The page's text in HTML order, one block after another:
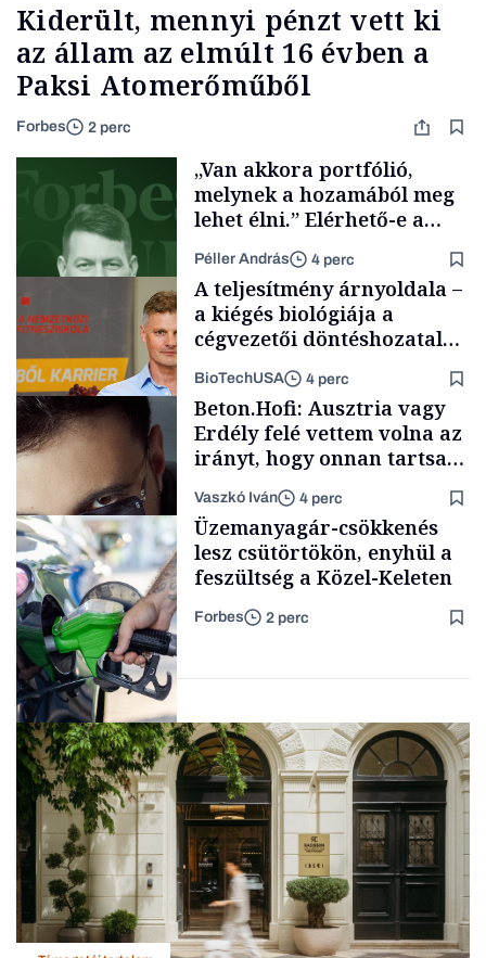
Kiderült, mennyi pénzt vett ki
az állam az elmúlt 16 évben a
Paksi Atomerőműből
Forbes 2 perc
Podcast
„Van akkora portfólió,
melynek a hozamából meg
lehet élni.” Elérhető-e a
passzív jövedelem és az
anyagi függetlenség?
Péller András 4 perc
Content Lab HUB
A teljesítmény árnyoldala –
a kiégés biológiája a
cégvezetői döntéshozatal
BioTechUSA 4 perc
Forbes-sztori
Beton.Hofi: Ausztria vagy
Erdély felé vettem volna az
irányt, hogy onnan tartsam
lélegeztetőgépen a magyar
zenét
Vaszkó Iván 4 perc
Energia
Üzemanyagár-csökkenés
lesz csütörtökön, enyhül a
feszültség a Közel-Keleten
Forbes 2 perc